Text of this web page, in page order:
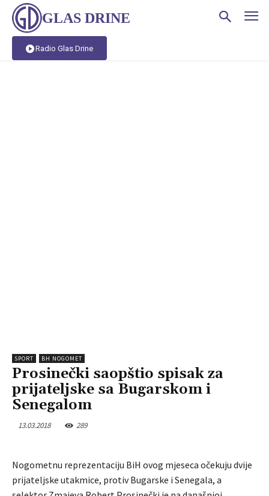
GLAS DRINE
Radio Glas Drine
SPORT BH NOGOMET
Prosinečki saopštio spisak za
prijateljske sa Bugarskom i
Senegalom
13.03.2018 289
Nogometnu reprezentaciju BiH ovog mjeseca očekuju dvije
prijateljske utakmice, protiv Bugarske i Senegala, a